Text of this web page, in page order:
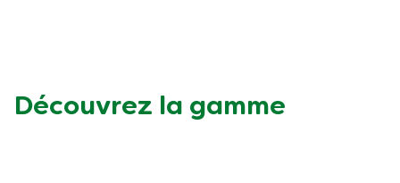
Végétarien
Découvrez la gamme